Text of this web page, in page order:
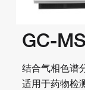
GC-
结合气相色谱
适用于药物检